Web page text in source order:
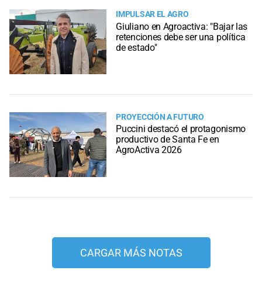
IMPULSAR EL AGRO
Giuliano en Agroactiva: "Bajar las
retenciones debe ser una política
de estado"
PROYECCIÓN A FUTURO
Puccini destacó el protagonismo
productivo de Santa Fe en
AgroActiva 2026
CARGAR MÁS NOTAS